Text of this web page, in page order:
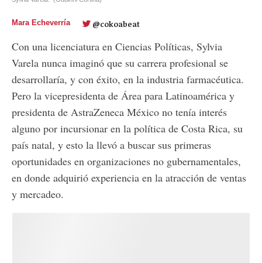
Mara Echeverría @cokoabeat
Con una licenciatura en Ciencias Políticas, Sylvia
Varela nunca imaginó que su carrera profesional se
desarrollaría, y con éxito, en la industria farmacéutica.
Pero la vicepresidenta de Área para Latinoamérica y
presidenta de AstraZeneca México no tenía interés
alguno por incursionar en la política de Costa Rica, su
país natal, y esto la llevó a buscar sus primeras
oportunidades en organizaciones no gubernamentales,
en donde adquirió experiencia en la atracción de ventas
y mercadeo.